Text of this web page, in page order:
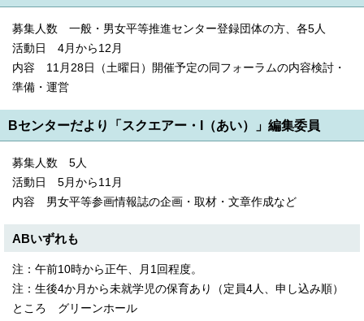
募集人数 一般・男女平等推進センター登録団体の方、各5人
活動日 4月から12月
内容 11月28日（土曜日）開催予定の同フォーラムの内容検討・
準備・運営
Bセンターだより「スクエアー・I（あい）」編集委員
募集人数 5人
活動日 5月から11月
内容 男女平等参画情報誌の企画・取材・文章作成など
ABいずれも
注：午前10時から正午、月1回程度。
注：生後4か月から未就学児の保育あり（定員4人、申し込み順）
ところ グリーンホール